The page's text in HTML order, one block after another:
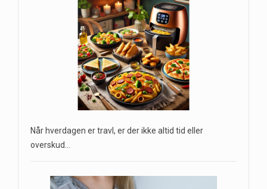
Når hverdagen er travl, er der ikke altid tid eller
overskud…